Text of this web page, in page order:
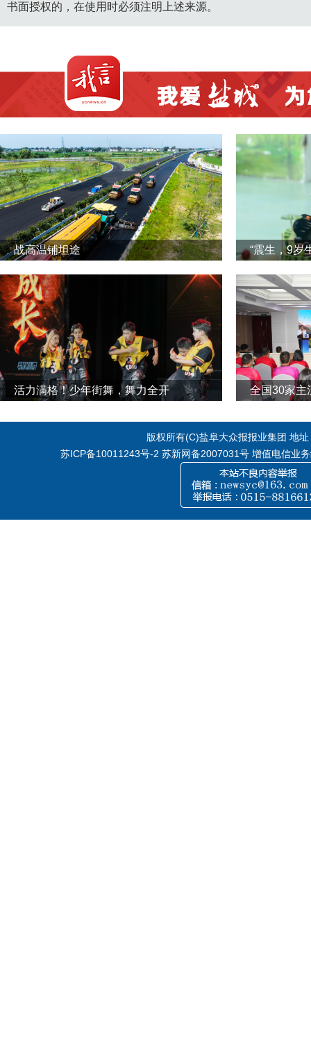
书面授权的，在使用时必须注明上述来源。
战高温铺坦途 “震生，9岁
活力满格！少年街舞，舞力全开 全国30家主
版权所有(C)盐阜大众报报业集团 地
苏ICP备10011243号-2 苏新网备2007031号 增值电信业